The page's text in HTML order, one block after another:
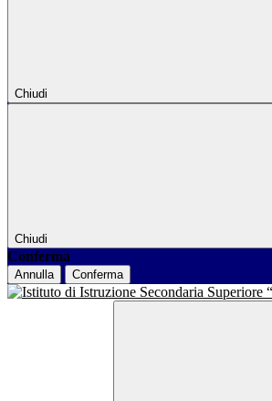
Chiudi
Chiudi
Conferma
Annulla Conferma